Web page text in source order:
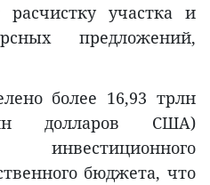
расчистку участка и
предложений,
более 16,93 трлн
долларов США)
инвестиционного
бюджета, что